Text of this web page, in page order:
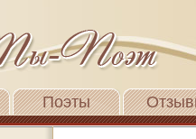
Поэты